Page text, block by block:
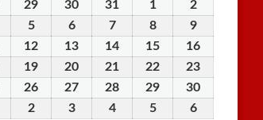
Luglio
2026
29
Luglio
2026
30
Luglio
2026
31
Luglio
2026
11
Agosto
2026
22
Agosto
2026
55
Agosto
2026
66
Agosto
2026
77
Agosto
2026
88
Agosto
2026
99
Agosto
2026
Agosto
2026
12
Agosto
2026
13
Agosto
2026
14
Agosto
2026
15
Agosto
2026
16
Agosto
19
Agosto
20
Agosto
21
Agosto
22
Agosto
23
Agosto
26
Agosto
27
Agosto
28
Agosto
29
Agosto
30
22
33
44
55
66